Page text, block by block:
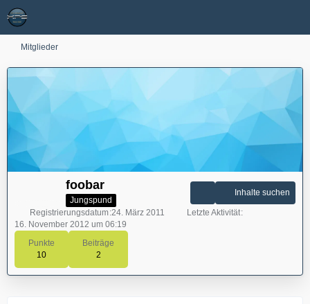
Mitglieder
foobar
Jungspund
Punkte
10
Beiträge
2
Inhalte suchen
Registrierungsdatum 24. März 2011
Letzte Aktivität
16. November 2012 um 06:19